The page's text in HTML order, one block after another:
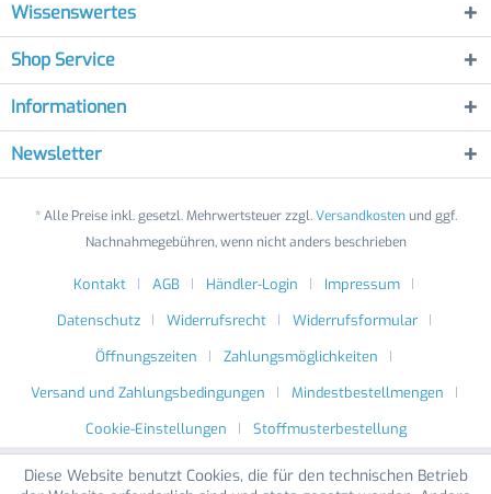
Wissenswertes
Shop Service
Informationen
Newsletter
* Alle Preise inkl. gesetzl. Mehrwertsteuer zzgl.Versandkostenund ggf.
Nachnahmegebühren, wenn nicht anders beschrieben
Kontakt AGB Händler-Login
Impressum
Datenschutz
Widerrufsrecht
Widerrufsformular
Öffnungszeiten
Zahlungsmöglichkeiten
Versand und Zahlungsbedingungen
Mindestbestellmengen
Cookie-Einstellungen
Stoffmusterbestellung
Diese Website benutzt Cookies, die für den technischen Betrieb